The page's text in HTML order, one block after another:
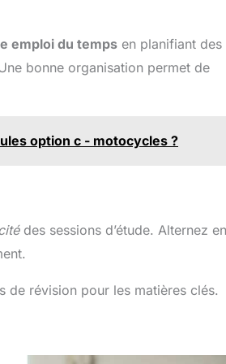
emploi du temps en planifiant des
bonne organisation permet de
option c - motocycles ?
des sessions d’étude. Alternez
de révision pour les matières clés.